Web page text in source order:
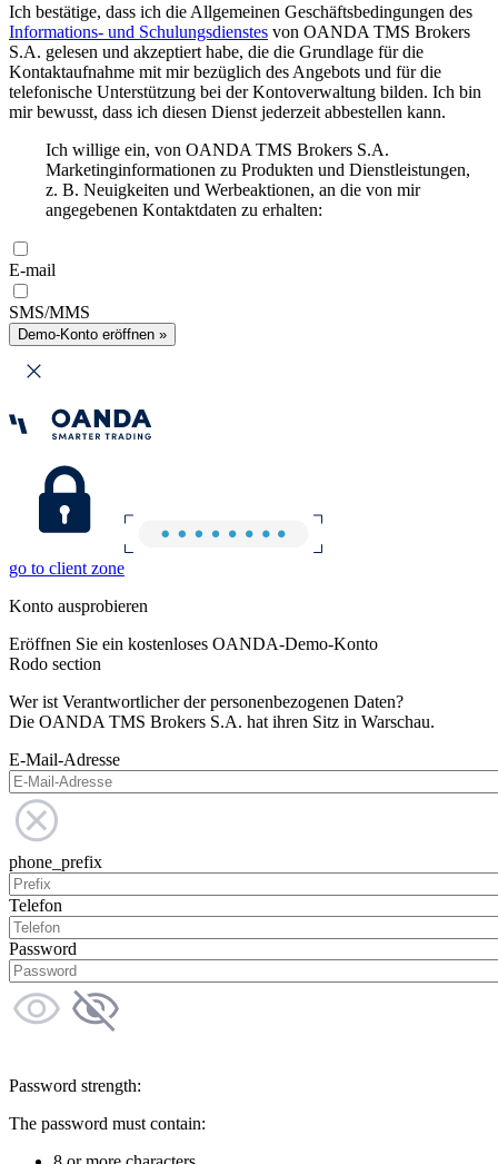
Ich bestätige, dass ich die Allgemeinen Geschäftsbedingungen des
Informations- und Schulungsdienstes von OANDA TMS Brokers
S.A. gelesen und akzeptiert habe, die die Grundlage für die
Kontaktaufnahme mit mir bezüglich des Angebots und für die
telefonische Unterstützung bei der Kontoverwaltung bilden. Ich bin
mir bewusst, dass ich diesen Dienst jederzeit abbestellen kann.
Ich willige ein, von OANDA TMS Brokers S.A.
Marketinginformationen zu Produkten und Dienstleistungen,
z. B. Neuigkeiten und Werbeaktionen, an die von mir
angegebenen Kontaktdaten zu erhalten:
E-mail
SMS/MMS
Demo-Konto eröffnen »
go to client zone
Konto ausprobieren
Eröffnen Sie ein kostenloses OANDA-Demo-Konto
Rodo section
Wer ist Verantwortlicher der personenbezogenen Daten?
Die OANDA TMS Brokers S.A. hat ihren Sitz in Warschau.
E-Mail-Adresse
phone_prefix
Telefon
Password
Password strength:
The password must contain: